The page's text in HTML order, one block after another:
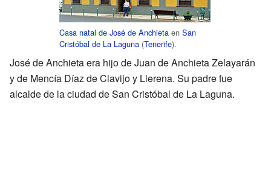
Casa natal de José de Anchieta en San
Cristóbal de La Laguna (Tenerife).
José de Anchieta era hijo de Juan de Anchieta Zelayarán
y de Mencía Díaz de Clavijo y Llerena. Su padre fue
alcalde de la ciudad de San Cristóbal de La Laguna.